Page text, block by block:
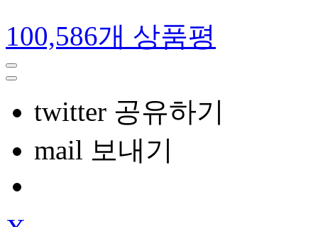
100,586개 상품평
twitter 공유하기
mail 보내기